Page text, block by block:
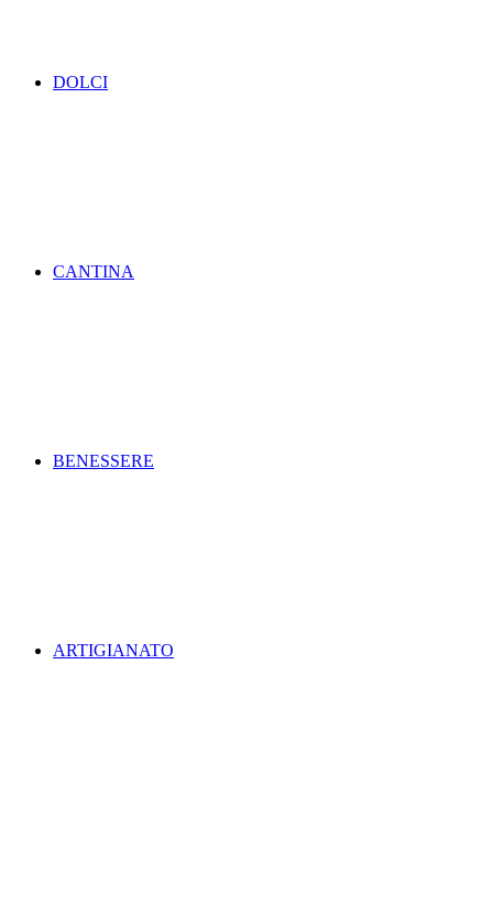
DOLCI
CANTINA
BENESSERE
ARTIGIANATO